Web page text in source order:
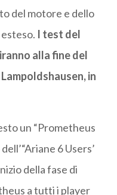
del motore e dello
I test del
alla fine del
in
un “Prometheus
6 Users’
della fase di
a tutti i player